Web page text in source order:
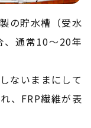
の貯水槽（受水
、通常10～20年
ないままにして
、FRP繊維が表